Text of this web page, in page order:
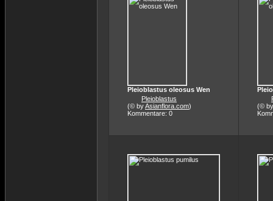
Pleioblastus oleosus Wen
Pleioblastus
(© byAsianflora.com)
Kommentare: 0
(©